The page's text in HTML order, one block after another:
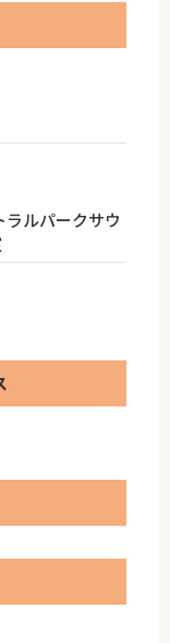
ルパークサウ